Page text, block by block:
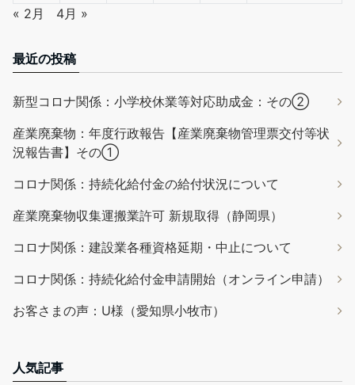
« 2月 4月 »
最近の投稿
新型コロナ関係：小学校休業等対応助成金：その②
産業廃棄物：年度行政報告【産業廃棄物管理票交付等状
況報告書】その①
コロナ関係：持続化給付金の給付状況について
産業廃棄物収集運搬業許可 新規取得（静岡県）
コロナ関係：建設業各種資格延期・中止について
コロナ関係：持続化給付金申請開始（オンライン申請）
お客さまの声：U様（愛知県小牧市）
人気記事